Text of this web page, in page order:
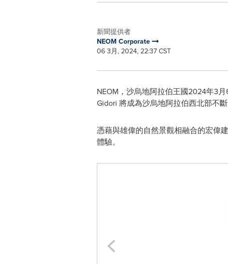
新聞提供者
NEOM Corporate
06 3月, 2024, 22:37 CST
NEOM，沙烏地阿拉伯王國2024年3月
Gidori 將成為沙烏地阿拉伯西北部不
憑藉與雄偉的自然景觀相融合的宏偉
體驗。